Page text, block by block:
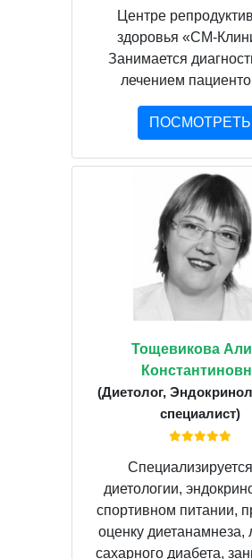
Центре
здоровья «СМ-
Занимается
лечением
ПОСМОТРЕТЬ
Тощевикова
(Диетолог,
специалист)
диетологии,
спортивном питании,
оценку диетанамнеза,
сахарного диабета,